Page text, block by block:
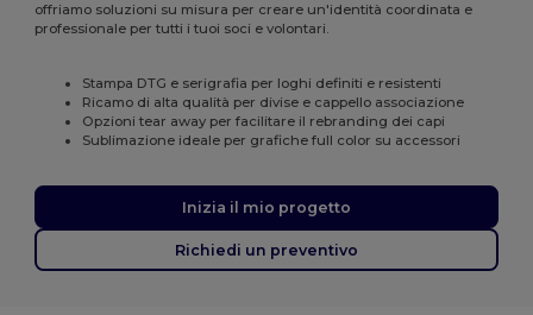
offriamo soluzioni su misura per creare un'identità coordinata e
professionale per tutti i tuoi soci e volontari.
Stampa DTG e serigrafia per loghi definiti e resistenti
Ricamo di alta qualità per divise e cappello associazione
Opzioni tear away per facilitare il rebranding dei capi
Sublimazione ideale per grafiche full color su accessori
Inizia il mio progetto
Richiedi un preventivo